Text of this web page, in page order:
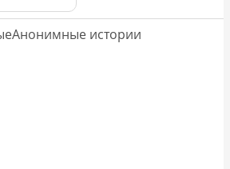
Анонимные истории